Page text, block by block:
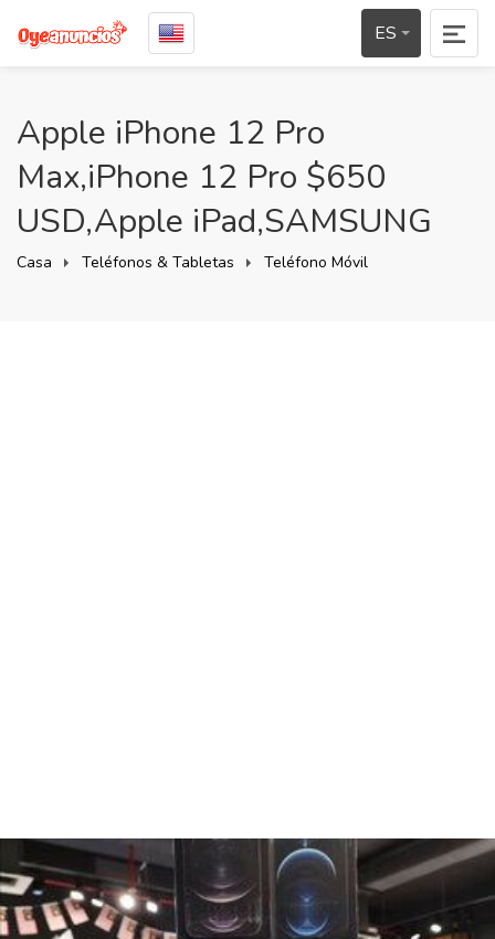
ES
Apple iPhone 12 Pro
Max,iPhone 12 Pro $650
USD,Apple iPad,SAMSUNG
Casa Teléfonos & Tabletas Teléfono Móvil